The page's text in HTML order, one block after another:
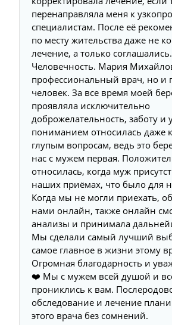
перенаправляла меня к
специалистам. После её
по месту жительства даже не
лечение, а только соглашались.
Человечность. Мария
профессиональный врач, но и
человек. За все время моей
проявляла исключительно
доброжелательность, заботу и
пониманием относилась даже
глупым вопросам, ведь это
нас с мужем первая.
относилась, когда муж
наших приёмах, что было для
Когда мы не могли приехать,
нами онлайн, также онлайн
анализы и принимала
Мы сделали самый лучший
самое главное в жизни этому
Огромная благодарность и
❤️ Мы с мужем всей душой и
прониклись к вам.
обследование и лечение
этого врача без сомнений.